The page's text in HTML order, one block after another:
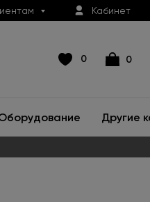
Кабинет
0 0
Другие